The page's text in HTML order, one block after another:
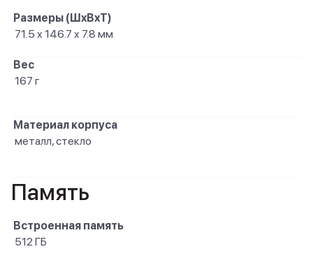
Размеры (ШxВxТ)
71.5 x 146.7 x 7.8 мм
Вес
167 г
Материал корпуса
металл, стекло
Память
Встроенная память
512 ГБ